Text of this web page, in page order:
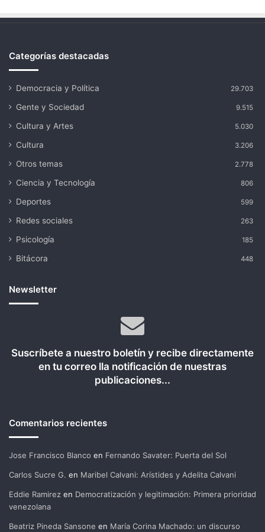
Categorías destacadas
Democracia y Política 29.703
Gente y Sociedad 9.515
Cultura y Artes 5.030
Cultura 3.206
Otros temas 2.778
Ciencia y Tecnología 806
Deportes 599
Redes sociales 263
Psicología 185
Bitácora 448
Newsletter
Suscríbete a nuestro boletín y recibe directamente
en tu correo lla notificación de nuestras
publicaciones...
Comentarios recientes
Jose Francisco Blanco en Fernando Savater: Puerta del Sol
Carlos Sucre G. en Maribel Calvani: Arístides y Adelita Calvani
Eddie Ramirez en Democratización y legitimación: Primera prioridad
venezolana
Beatriz Pineda Sansone en María Corina Machado: un discurso